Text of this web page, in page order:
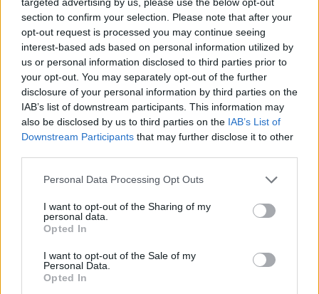
section to confirm your selection. Please note that after your
opt-out request is processed you may continue seeing
interest-based ads based on personal information utilized by
us or personal information disclosed to third parties prior to
your opt-out. You may separately opt-out of the further
disclosure of your personal information by third parties on the
IAB’s list of downstream participants. This information may
also be disclosed by us to third parties on the IAB’s List of
Downstream Participants that may further disclose it to other
Please note that this website/app uses one or more Google
not limited to your visit or usage behaviour. You may click to
grant or deny consent to Google and its third-party tags to
use your data for below specified purposes in below Google
consent section.
Personal Data Processing Opt Outs
I want to opt-out of the Sharing of my
personal data.
Opted In
I want to opt-out of the Sale of my
Personal Data.
Opted In
FORMA-1 / 2021. DEC. 22.
Schumacherrel és Giovinazzival
erősít jövőre a Ferrari
A Ferrari bejelentette, hogy jövőre Mick Schumacher és
szerepkörön. A fiatal német versenyző 2022-ben a második
szezonját fogja megkezdeni a Haasnál. Az amerikai istálló
Scuderia rendelkezésére is állhat. Ha Carlos Sainz és Charles
Leclerc valamilyen oknál fogva nem tudná [&hellip;]